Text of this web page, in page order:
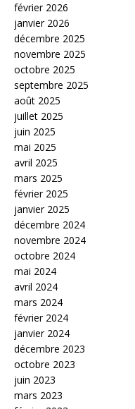
février 2026
janvier 2026
décembre 2025
novembre 2025
octobre 2025
septembre 2025
août 2025
juillet 2025
juin 2025
mai 2025
avril 2025
mars 2025
février 2025
janvier 2025
décembre 2024
novembre 2024
octobre 2024
mai 2024
avril 2024
mars 2024
février 2024
janvier 2024
décembre 2023
octobre 2023
juin 2023
mars 2023